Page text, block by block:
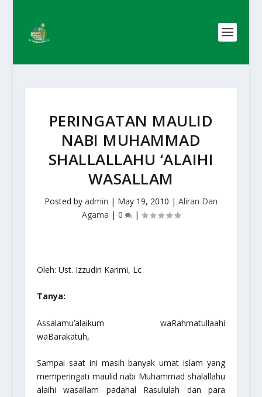
PERINGATAN MAULID
NABI MUHAMMAD
SHALLALLAHU ‘ALAIHI
WASALLAM
Posted by admin | May 19, 2010 | Aliran Dan
Agama | 0 |
Oleh: Ust. Izzudin Karimi, Lc
Tanya:
Assalamu’alaikum waRahmatullaahi
waBarakatuh,
Sampai saat ini masih banyak umat islam yang
memperingati maulid nabi Muhammad shalallahu
alaihi wasallam padahal Rasululah dan para